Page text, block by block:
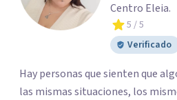
Centro Eleia.
5 / 5
Verificado
Hay personas que sienten que
las mismas situaciones, los